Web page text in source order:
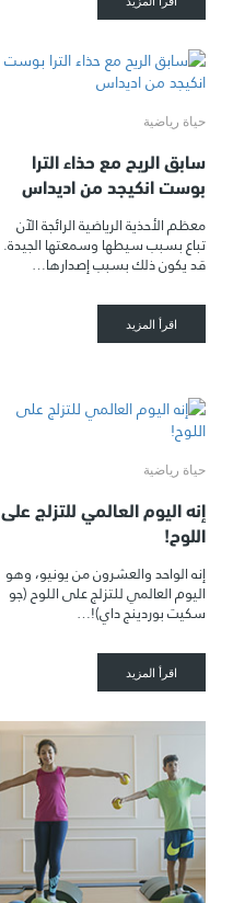
حياة رياضية
سابق الريح مع حذاء الترا
بوست انكيجد من اديداس
معظم الأحذية الرياضية الرائجة الآن
تباع بسبب سيطها وسمعتها الجيدة.
قد يكون ذلك بسبب إصدارها…
اقرأ المزيد
حياة رياضية
إنه اليوم العالمي للتزلج على
اللوح!
إنه الواحد والعشرون من يونيو، وهو
اليوم العالمي للتزلج على اللوح (جو
سكيت بوردينج داي)!…
اقرأ المزيد